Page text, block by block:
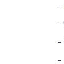
–
–
–
–